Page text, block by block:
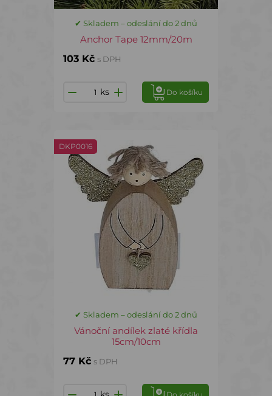
✔ Skladem – odeslání do 2 dnů
Anchor Tape 12mm/20m
103 Kč s DPH
ks Do košíku
DKP0016
✔ Skladem – odeslání do 2 dnů
Vánoční andílek zlaté křídla
15cm/10cm
77 Kč s DPH
Do košíku